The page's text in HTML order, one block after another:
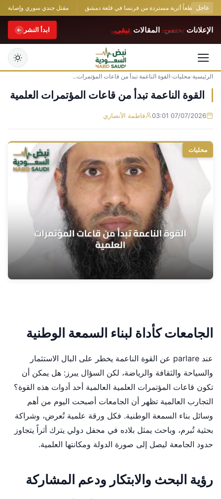
عاجل
تعرض قطعاً أثرية مستردة من فرنسا في قلعة دمشق مقتل جندي سوري وإصابة
الإعلانات تختفي. المقالات تبقى. ابدأ النشر
التجاوز
إلى
المحتوى
الرئيسية›محليات›القوة الناعمة تبدأ من قاعات المؤتمرات...
القوة الناعمة تبدأ من قاعات المؤتمرات العلمية
07/07/2026 03:01 فاطمة الأنصاري
محليات
الجامعات كأداة لبناء السمعة الوطنية
عند parlare عن القوة الناعمة يخطر على البال الاستثمار
والسياحة والثقافة والرياضة، لكن السؤال يبرز: هل يمكن أن
تكون قاعات المؤتمرات العلمية العالمية أحد أدوات هذه القوة؟
التجارب العالمية تظهر أن الجامعات أصبحت اليوم من أهم
وسائل بناء السمعة الوطنية. فكل ورقة علمية تُعرض، وشراكة
بحثية تُبرم، وباحث يمثل بلاده في محفل دولي يترك أثراً يتجاوز
حدود الجامعة ليصل إلى صورة الدولة ومكانتها العلمية.
رؤية البحث والابتكار ودعم المشاركة